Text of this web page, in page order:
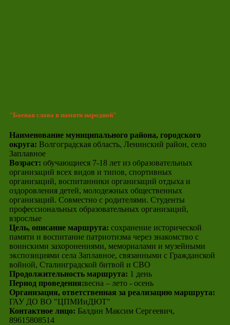
"Боевая слава в памяти народной"
Наименование муниципального района, городского
округа: Волгоградская область, Ленинский район, село
Заплавное
Возраст: обучающиеся 7-18 лет из образовательных
организаций всех видов и типов, спортивных
организаций, воспитанники организаций отдыха и
оздоровления детей, молодежных общественных
организаций. Совместно с родителями. Студенты
профессиональных образовательных организаций,
взрослые
Цель, описание маршрута: сохранение исторической
памяти и воспитание патриотизма через знакомство с
воинскими захоронениями, мемориалами и музейными
экспозициями села Заплавное, связанными с Гражданской
войной, Сталинградской битвой и СВО
Продолжительность маршрута: 1 день
Период проведения:весна – лето - осень
Организация, ответственная за реализацию маршрута:
ГАУ ДО ВО "ЦПМИиДЮТ"
Контактное лицо: Балдин Максим Сергеевич,
89615808514